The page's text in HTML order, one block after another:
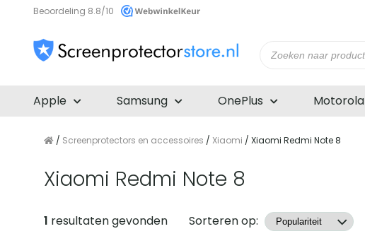
Beoordeling 8.8/10
zoeken
Apple Samsung OnePlus Motorola
/ Screenprotectors en accessoires / Xiaomi / Xiaomi Redmi Note 8
Xiaomi Redmi Note 8
Producten
1 resultaten gevonden Sorteren op: